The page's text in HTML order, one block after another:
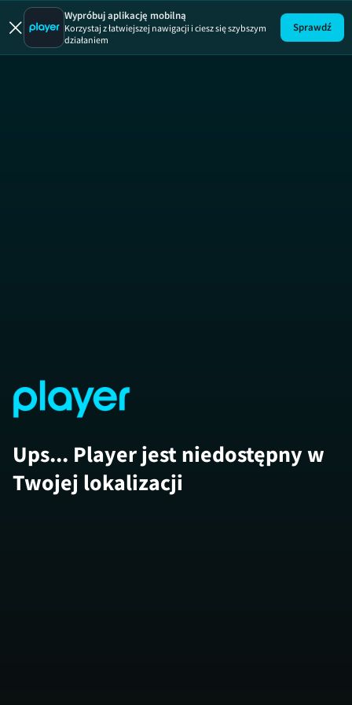
Wypróbuj aplikację mobilną
Korzystaj z łatwiejszej nawigacji i ciesz się szybszym
działaniem
Sprawdź
Ups... Player jest niedostępny w
Twojej lokalizacji